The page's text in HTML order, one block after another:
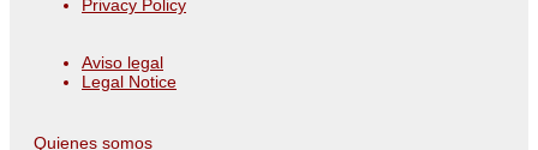
Privacy Policy
Aviso legal
Legal Notice
Quienes somos